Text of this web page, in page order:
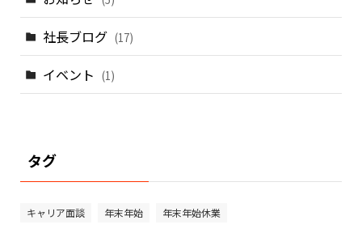
社長ブログ (17)
イベント (1)
タグ
キャリア面談 年末年始 年末年始休業